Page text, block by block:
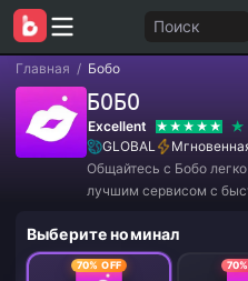
Поиск
Главная / Бобо
БОБО
Excellent
GLOBAL
Общайтесь с Бобо
лучшим сервисом с
потрясающие скидки! ✨
Выберите номинал
70% OFF